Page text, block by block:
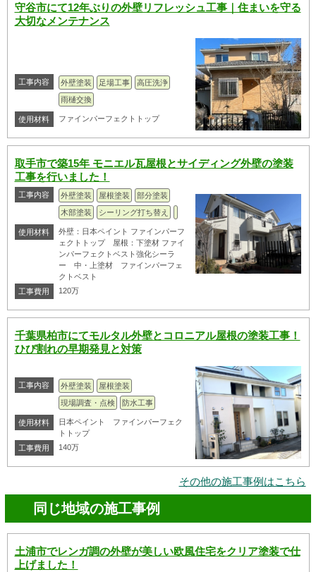
守谷市にて12年ぶりの外壁リフレッシュ工事｜住まいを守る
大切なメンテナンス
工事内容 外壁塗装 足場工事
高圧洗浄
雨樋交換
使用材料 ファインパーフェクトトップ
取手市で築15年 モニエル瓦屋根とサイディング外壁の塗装
工事を行いました！
工事内容 外壁塗装 屋根塗装
部分塗装
木部塗装
シーリング打ち替え
使用材料
外壁：日本ペイント ファインパーフ
ェクトトップ 屋根：下塗材 ファイ
ンパーフェクトベスト強化シーラ
ー 中・上塗材 ファインパーフェ
クトベスト
工事費用
120万
千葉県柏市にてモルタル外壁とコロニアル屋根の塗装工事！
ひび割れの早期発見と対策
工事内容 外壁塗装
屋根塗装
現場調査・点検
防水工事
使用材料
日本ペイント ファインパーフェク
トトップ
工事費用
140万
その他の施工事例はこちら
同じ地域の施工事例
土浦市でレンガ調の外壁が美しい欧風住宅をクリア塗装で仕
上げました！